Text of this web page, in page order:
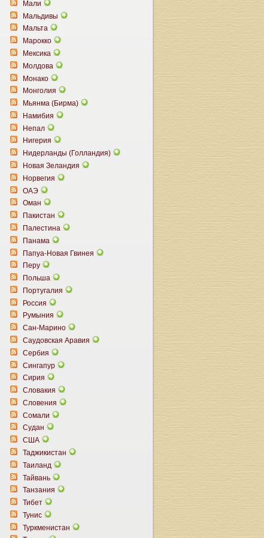
Мали
Мальдивы
Мальта
Марокко
Мексика
Молдова
Монако
Монголия
Мьянма (Бирма)
Намибия
Непал
Нигерия
Нидерланды (Голландия)
Новая Зеландия
Норвегия
ОАЭ
Оман
Пакистан
Палестина
Панама
Папуа-Новая Гвинея
Перу
Польша
Португалия
Россия
Румыния
Сан-Марино
Саудовская Аравия
Сербия
Сингапур
Сирия
Словакия
Словения
Сомали
Судан
США
Таджикистан
Таиланд
Тайвань
Танзания
Тибет
Тунис
Туркменистан